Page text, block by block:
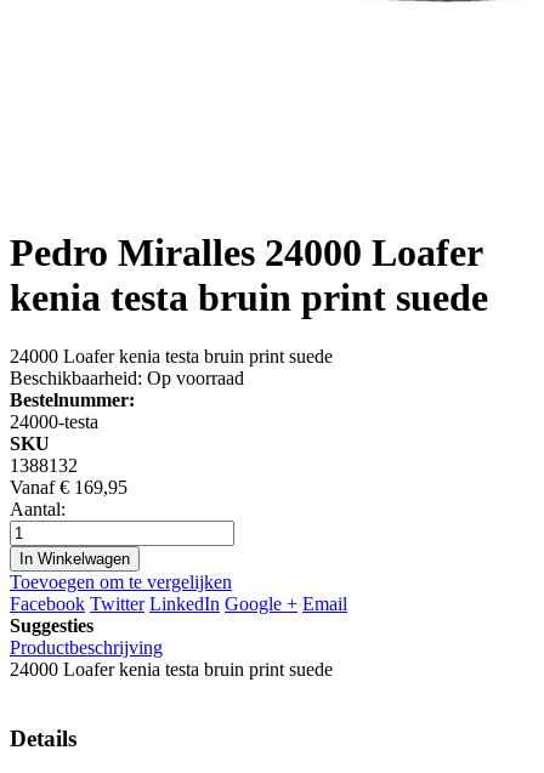
Pedro Miralles 24000 Loafer
kenia testa bruin print suede
24000 Loafer kenia testa bruin print suede
Beschikbaarheid: Op voorraad
Bestelnummer:
24000-testa
SKU
1388132
Vanaf € 169,95
Aantal:
In Winkelwagen
Toevoegen om te vergelijken
Facebook Twitter LinkedIn Google + Email
Suggesties
Productbeschrijving
24000 Loafer kenia testa bruin print suede
Details